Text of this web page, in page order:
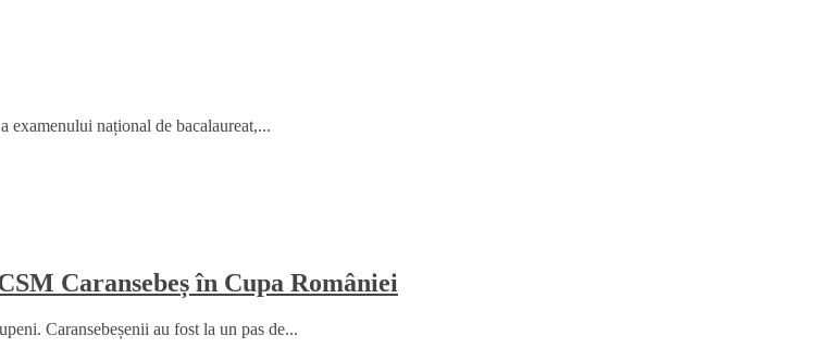
examenului național de bacalaureat,...
Caransebeș în Cupa României
Caransebeșenii au fost la un pas de...